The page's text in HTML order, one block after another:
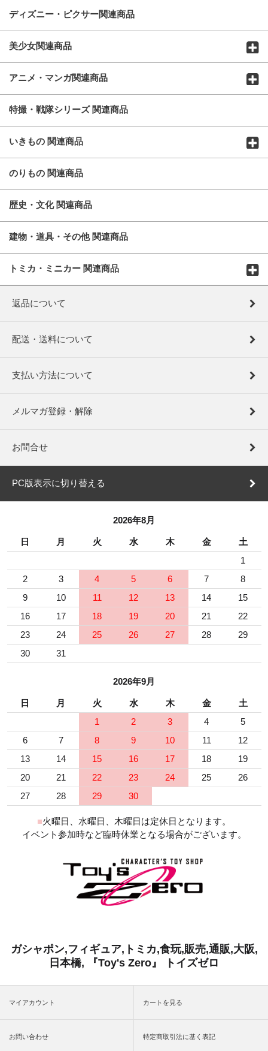
ディズニー・ピクサー関連商品
美少女関連商品
アニメ・マンガ関連商品
特撮・戦隊シリーズ 関連商品
いきもの 関連商品
のりもの 関連商品
歴史・文化 関連商品
建物・道具・その他 関連商品
トミカ・ミニカー 関連商品
返品について
配送・送料について
支払い方法について
メルマガ登録・解除
お問合せ
PC版表示に切り替える
2026年8月
日 月 火 水 木 金
土
1
2
3 4 5 6 7
8
9
10 11 12 13 14
15
16
17 18 19 20 21
22
23
24 25 26 27 28
29
30
31
2026年9月
日 月 火 水 木 金
土
1
2 3 4
5
6
7 8 9 10 11
12
13
14 15 16 17 18
19
20
21 22 23 24 25
26
27
28 29 30
■火曜日、水曜日、木曜日は定休日となります。
イベント参加時など臨時休業となる場合がございます。
ガシャポン,フィギュア,トミカ,食玩,販売,通販,大阪,
日本橋, 『Toy's Zero』 トイズゼロ
マイアカウント カートを見る
お問い合わせ 特定商取引法に基く表記